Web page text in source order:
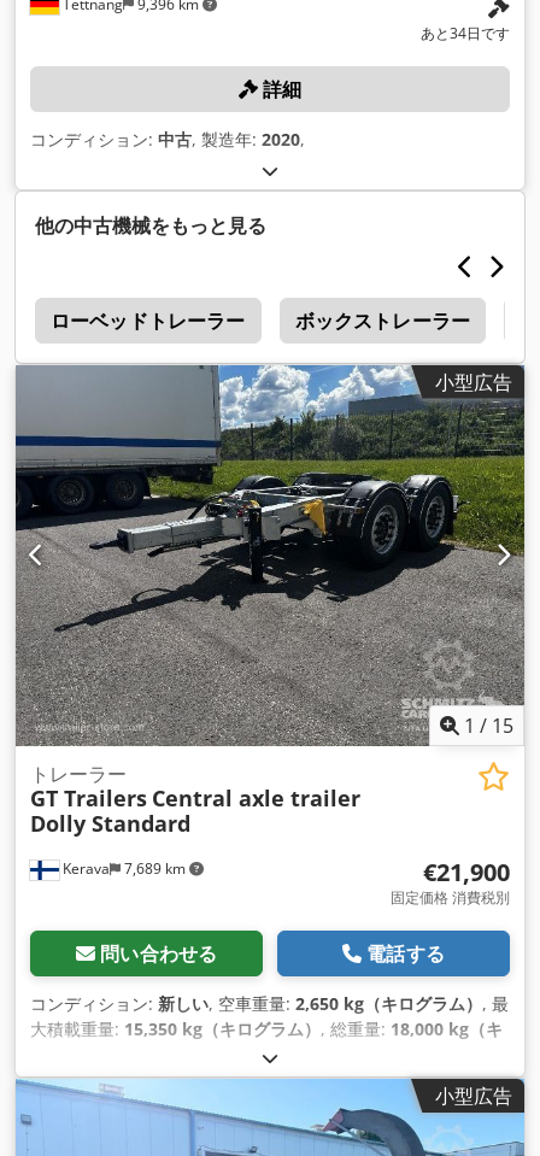
あと34日です
詳細
コンディション: 中古, 製造年: 2020,
他の中古機械をもっと見る
ローベッドトレーラー ボックストレーラー
小型広告
1 / 15
Kerava 7,689 km
トレーラー
GT Trailers Central axle trailer
Dolly Standard
€21,900
固定価格 消費税別
問い合わせる 電話する
コンディション: 新しい, 空車重量: 2,650 kg（キログラム） , 最
大積載重量: 15,350 kg（キログラム） , 総重量: 18,000 kg（キ
, サスペンション:
イズ:385/55 R22,5, ホイールベース:1,360 mm, 製造年:
小型広告